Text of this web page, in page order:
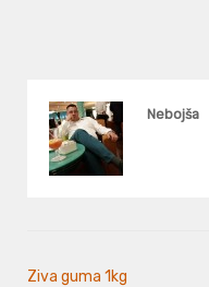
Nebojša
Ziva guma 1kg